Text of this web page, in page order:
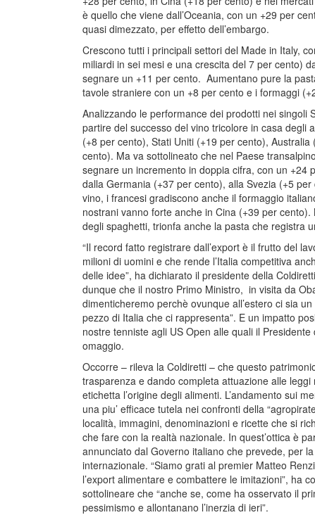
è quello che viene dall’Oceania, con un +29 per
quasi dimezzato, per effetto dell’embargo.
Crescono tutti i principali settori del Made in Italy,
miliardi in sei mesi e una crescita del 7 per cento)
segnare un +11 per cento. Aumentano pure la
tavole straniere con un +8 per cento e i formaggi
Analizzando le performance dei prodotti nei singoli
partire del successo del vino tricolore in casa degli
(+8 per cento), Stati Uniti (+19 per cento),
cento). Ma va sottolineato che nel Paese
segnare un incremento in doppia cifra, con un +24
dalla Germania (+37 per cento), alla Svezia (+5
vino, i francesi gradiscono anche il formaggio
nostrani vanno forte anche in Cina (+39 per
degli spaghetti, trionfa anche la pasta che registra
“Il record fatto registrare dall’export è il frutto del
milioni di uomini e che rende l’Italia competitiva
delle idee”, ha dichiarato il presidente della
dunque che il nostro Primo Ministro, in visita da
dimenticheremo perchè ovunque all’estero ci sia
pezzo di Italia che ci rappresenta”. E un impatto
nostre tenniste agli US Open alle quali il
omaggio.
Occorre – rileva la Coldiretti – che questo
trasparenza e dando completa attuazione alle
etichetta l’origine degli alimenti. L’andamento sui
una piu’ efficace tutela nei confronti della
località, immagini, denominazioni e ricette che si
che fare con la realtà nazionale. In quest’ottica è
annunciato dal Governo italiano che prevede, per
internazionale. “Siamo grati al premier Matteo
l’export alimentare e combattere le imitazioni”, ha
sottolineare che “anche se, come ha osservato il
pessimismo e allontanano l’inerzia di ieri”.